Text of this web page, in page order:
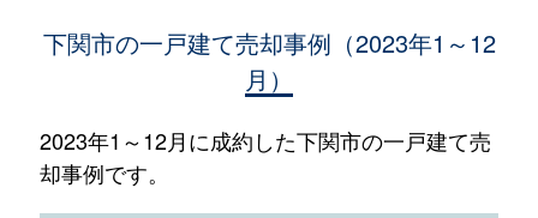
下関市の一戸建て売却事例（2023年1～12
月）
2023年1～12月に成約した下関市の一戸建て売
却事例です。